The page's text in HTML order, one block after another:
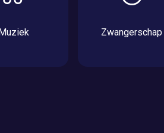
Zwangerschap